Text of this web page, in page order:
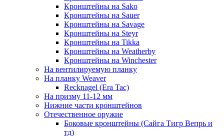
Кронштейны на Sako
Кронштейны на Sauer
Кронштейны на Savage
Кронштейны на Steyr
Кронштейны на Tikka
Кронштейны на Weatherby
Кронштейны на Winchester
На вентилируемую планку
На планку Weaver
Recknagel (Era Tac)
На призму 11-12 мм
Нижние части кронштейнов
Отечественное оружие
Боковые кронштейны (Сайга Тигр Вепрь и
тд)